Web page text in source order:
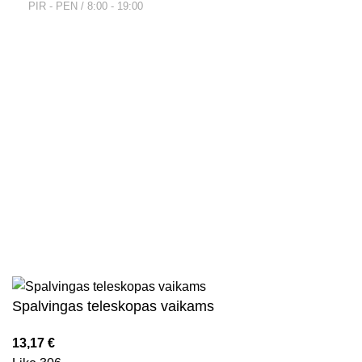
PIR - PEN / 8:00 - 19:00
Spalvingas teleskopas vaikams
13,17 €